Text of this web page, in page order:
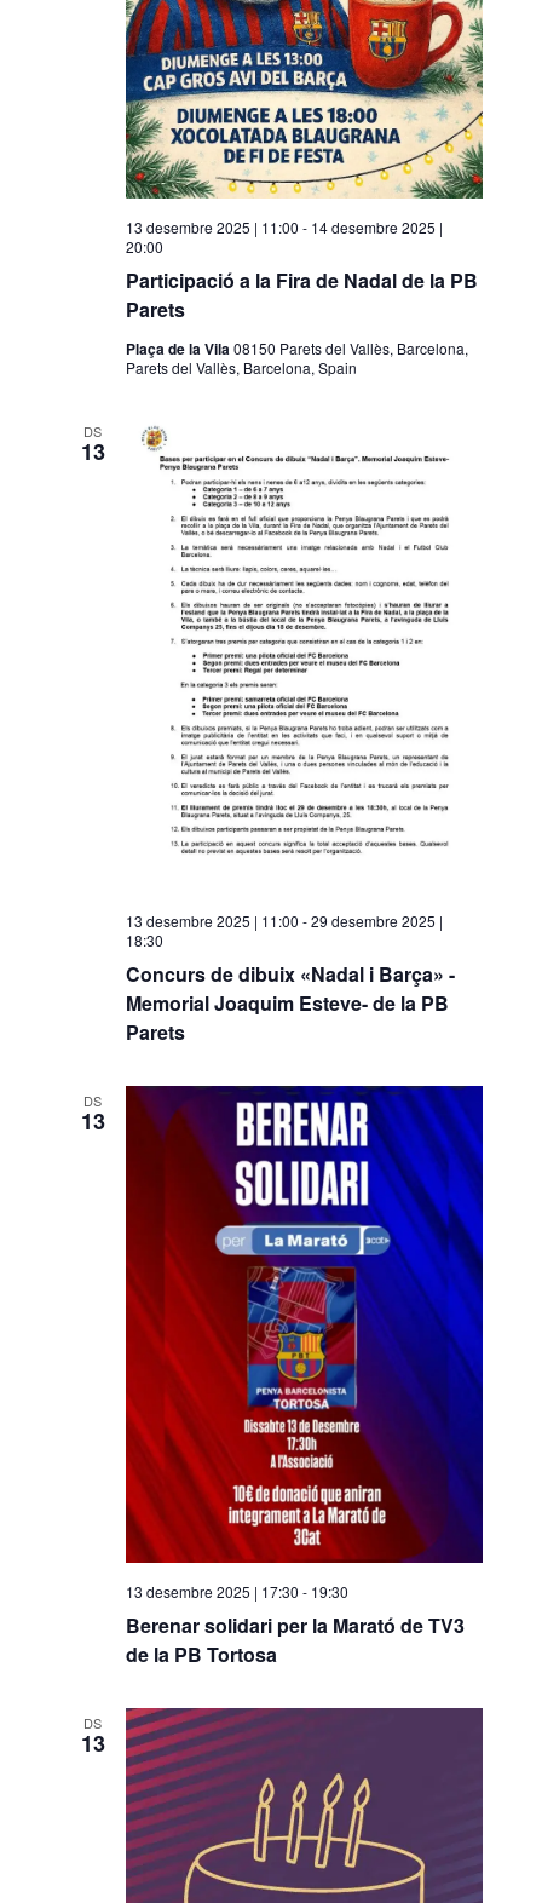
Participació a la Fira de Nadal de la PB
Parets
13 desembre 2025 | 11:00 - 14 desembre 2025 |
20:00
Plaça de la Vila08150 Parets del Vallès, Barcelona,
Parets del Vallès, Barcelona, Spain
DS
13
Concurs de dibuix «Nadal i Barça» -
Memorial Joaquim Esteve- de la PB
Parets
13 desembre 2025 | 11:00 -29 desembre 2025 |
18:30
DS
13
Berenar solidari per la Marató de TV3
de la PB Tortosa
13 desembre 2025 | 17:30 - 19:30
DS
13